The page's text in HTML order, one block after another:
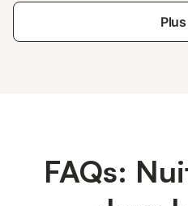
Plus
FAQs: